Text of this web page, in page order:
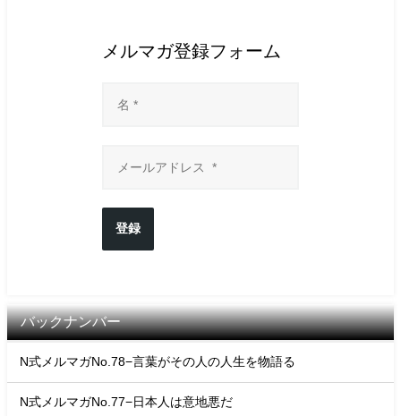
メルマガ登録フォーム
登録
バックナンバー
N式メルマガNo.78−言葉がその人の人生を物語る
N式メルマガNo.77−日本人は意地悪だ